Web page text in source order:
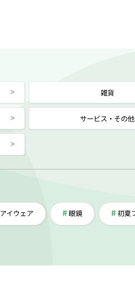
雑貨
サービス・その他
アイウェア 眼鏡 初夏